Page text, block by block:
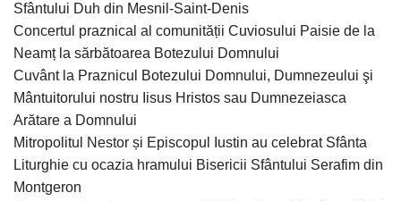
Sfântului Duh din Mesnil-Saint-Denis
Concertul praznical al comunității Cuviosului Paisie de la
Neamț la sărbătoarea Botezului Domnului
Cuvânt la Praznicul Botezului Domnului, Dumnezeului şi
Mântuitorului nostru Iisus Hristos sau Dumnezeiasca
Arătare a Domnului
Mitropolitul Nestor și Episcopul Iustin au celebrat Sfânta
Liturghie cu ocazia hramului Bisericii Sfântului Serafim din
Montgeron